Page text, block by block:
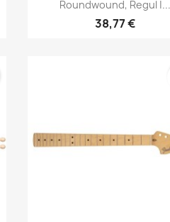
Roundwound, Regul |...
38,77 €